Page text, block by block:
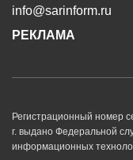
info@sarinform.ru
РЕКЛАМА
Регистрационный номер
г. выдано Федеральной
информационных